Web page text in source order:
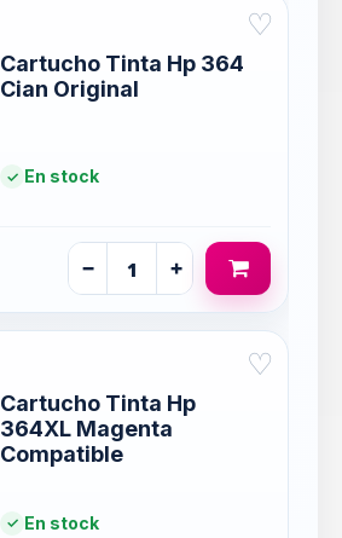
♡
Cartucho Tinta Hp 364
Cian Original
En stock
− +
♡
Cartucho Tinta Hp
364XL Magenta
Compatible
En stock